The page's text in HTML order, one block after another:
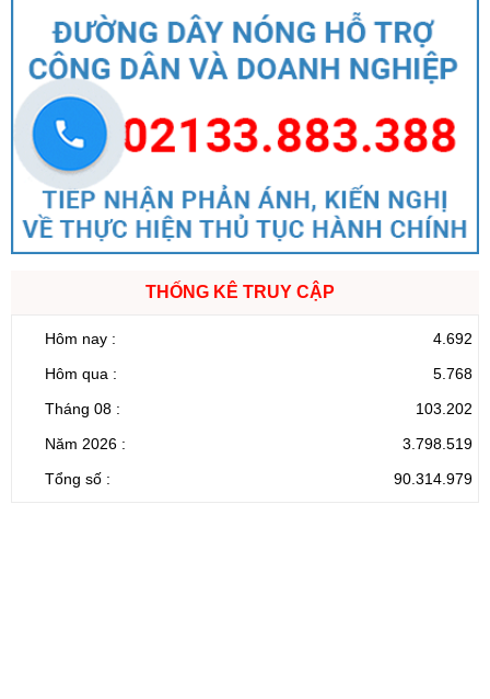
THỐNG KÊ TRUY CẬP
Hôm nay :
4.692
Hôm qua :
5.768
Tháng 08 :
103.202
Năm 2026 :
3.798.519
Tổng số :
90.314.979